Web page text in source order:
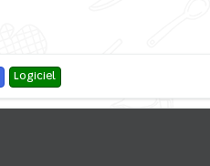
Logiciel